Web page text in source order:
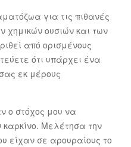
για τις πιθανές
χημικών ουσιών και των
από ορισμένους
ότι υπάρχει ένα
εκ μέρους
ο στόχος μου να
Μελέτησα την
είχαν σε αρουραίους το